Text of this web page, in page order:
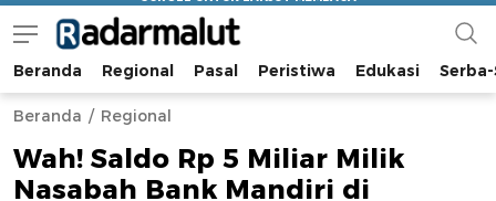
Radar Malut
Bacaan Nyindir
Beranda Regional Pasal Peristiwa Edukasi
Beranda Regional
Wah! Saldo Rp 5 Miliar Milik
Nasabah Bank Mandiri di